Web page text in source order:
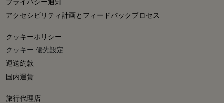
プライバシー通知
アクセシビリティ計画とフィードバックプロセス
クッキーポリシー
クッキー 優先設定
運送約款
国内運賃
旅行代理店